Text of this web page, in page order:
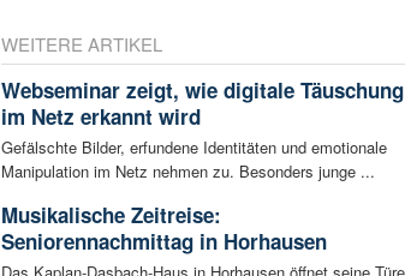
WEITERE ARTIKEL
Webseminar zeigt, wie digitale Täuschung
im Netz erkannt wird
Gefälschte Bilder, erfundene Identitäten und emotionale
Manipulation im Netz nehmen zu. Besonders junge ...
Musikalische Zeitreise:
Seniorennachmittag in Horhausen